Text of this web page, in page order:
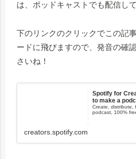
は、ポッドキャストでも配信し
下のリンクのクリックでこの記
ードに飛びますので、発音の確
さいね！
Spotify for
to make a
Create, distribute,
podcast, 100%
creators.spotify.com